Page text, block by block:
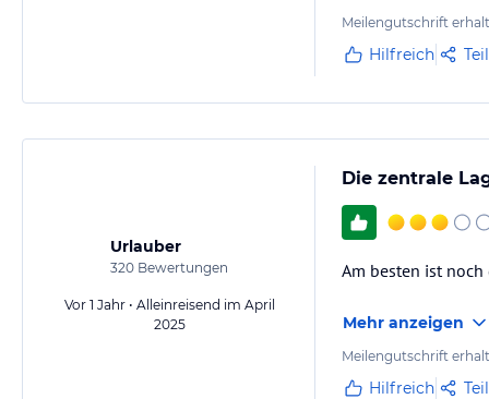
Meilengutschrift
Hilfreich
Urlauber
320 Bewertungen
Vor 1 Jahr • Alleinreisend im April
2025
Die zentrale
Am besten ist
Mehr anzeigen
Meilengutschrift
Hilfreich